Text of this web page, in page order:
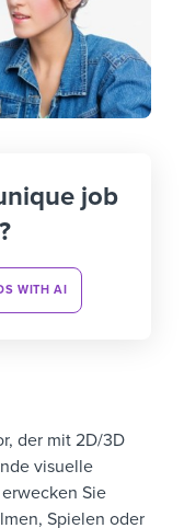
job
WITH AI
der mit 2D/3D
visuelle
Sie
Spielen oder